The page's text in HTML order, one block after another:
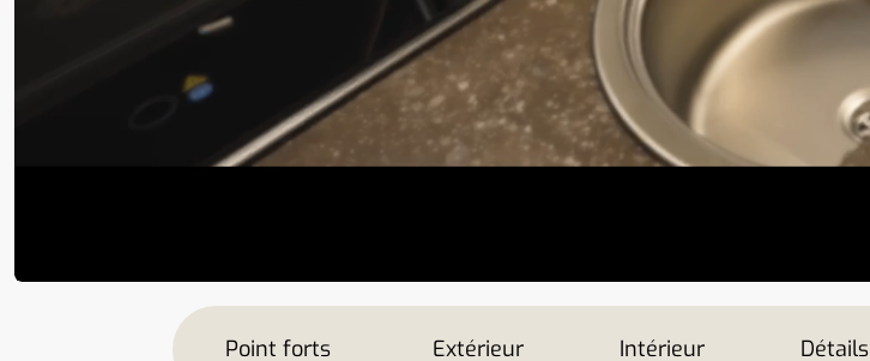
Point forts Extérieur Intérieur Détails